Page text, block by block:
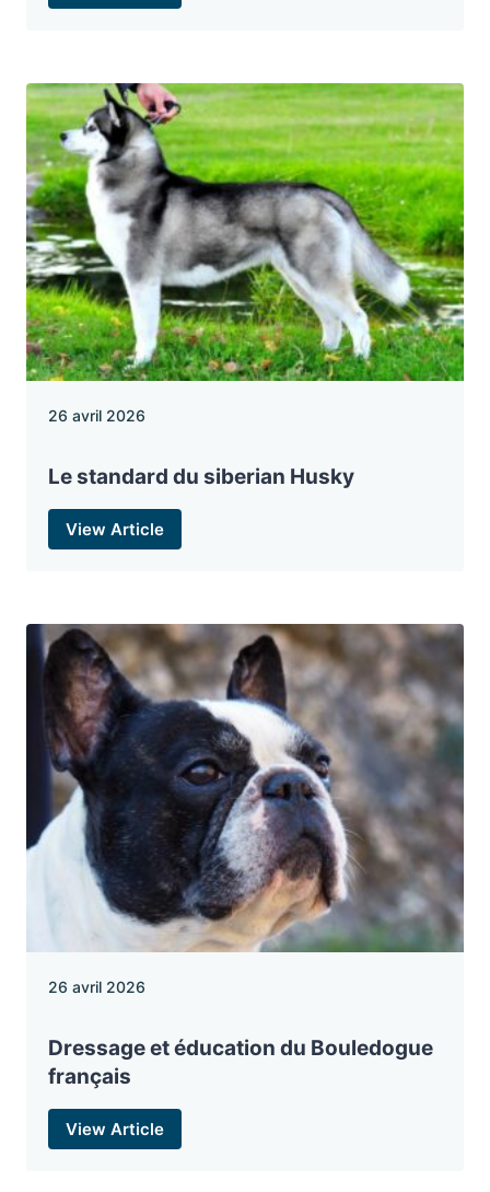
26 avril 2026
Le standard du siberian Husky
View Article
26 avril 2026
Dressage et éducation du Bouledogue
français
View Article